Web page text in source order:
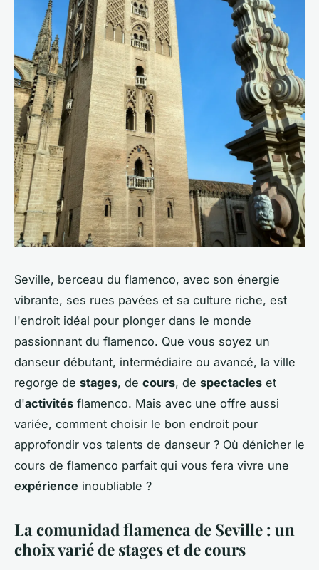
Seville, berceau du flamenco, avec son énergie
vibrante, ses rues pavées et sa culture riche, est
l'endroit idéal pour plonger dans le monde
passionnant du flamenco. Que vous soyez un
danseur débutant, intermédiaire ou avancé, la ville
regorge de stages, de cours, de spectacles et
d'activités flamenco. Mais avec une offre aussi
variée, comment choisir le bon endroit pour
approfondir vos talents de danseur ? Où dénicher le
cours de flamenco parfait qui vous fera vivre une
expérience inoubliable ?
La comunidad flamenca de Seville : un
choix varié de stages et de cours